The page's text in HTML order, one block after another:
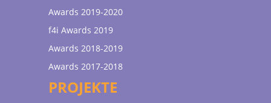
Awards 2019-2020
f4i Awards 2019
Awards 2018-2019
Awards 2017-2018
PROJEKTE